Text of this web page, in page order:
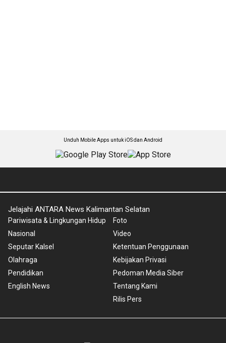
Unduh Mobile Apps untuk iOS dan Android
Jelajahi ANTARA News Kalimantan Selatan
Pariwisata & Lingkungan Hidup
Nasional
Seputar Kalsel
Olahraga
Pendidikan
English News
Foto
Video
Ketentuan Penggunaan
Kebijakan Privasi
Pedoman Media Siber
Tentang Kami
Rilis Pers